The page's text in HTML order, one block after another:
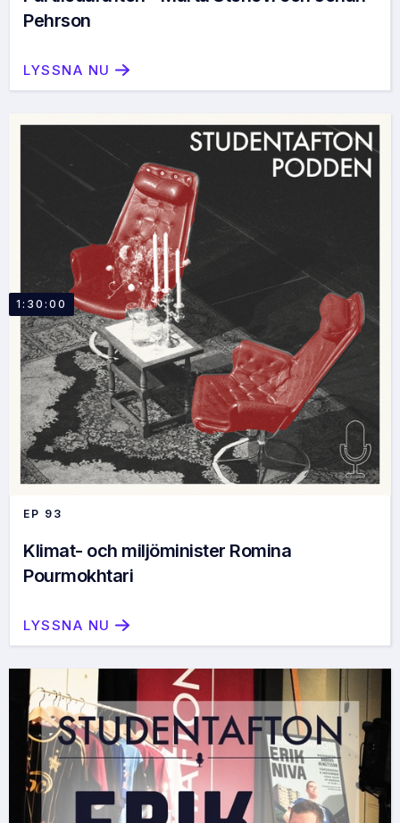
Pehrson
LYSSNA NU
1:30:00
EP 93
Klimat- och miljöminister Romina
Pourmokhtari
LYSSNA NU